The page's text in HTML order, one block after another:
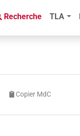
Recherche TLA
Copier MdC